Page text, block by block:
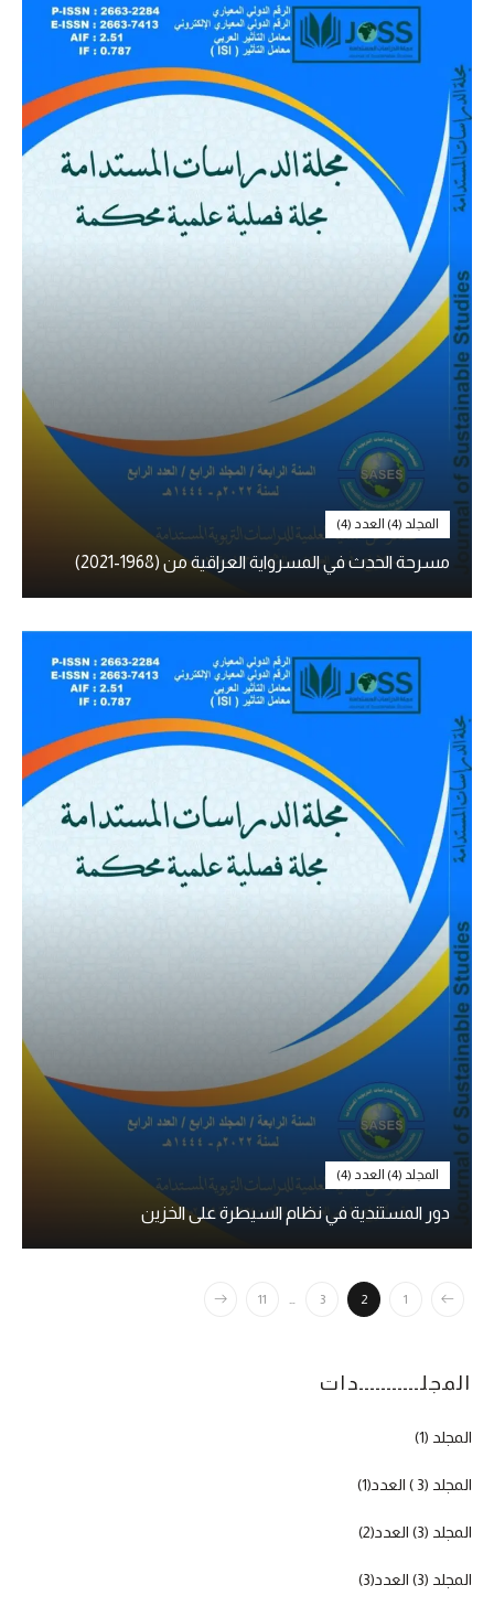
المجلـــــــــــدات
المجلد (1)
المجلد (3 ) العدد(1)
المجلد (3) العدد(2)
المجلد (3) العدد(3)
المجلد (4) العدد (4)
مسرحة الحدث في المسرواية العراقية من (1968-2021)
المجلد (4) العدد (4)
دور المستندية في نظام السيطرة على الخزين
1
2
3
…
11